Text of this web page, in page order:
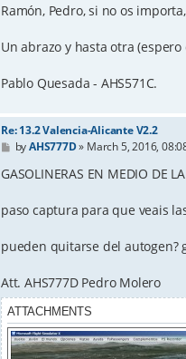
Ramón, Pedro, si no os
Un abrazo y hasta otra
Pablo Quesada - AHS571C.
Re: 13.2 Valencia-Alicante V2.2
P
s
byAHS777D» March 5, 2016,
GASOLINERAS EN MEDIO DE
paso captura para que veais
pueden quitarse del autogen?
Att. AHS777D Pedro Molero
ATTACHMENTS